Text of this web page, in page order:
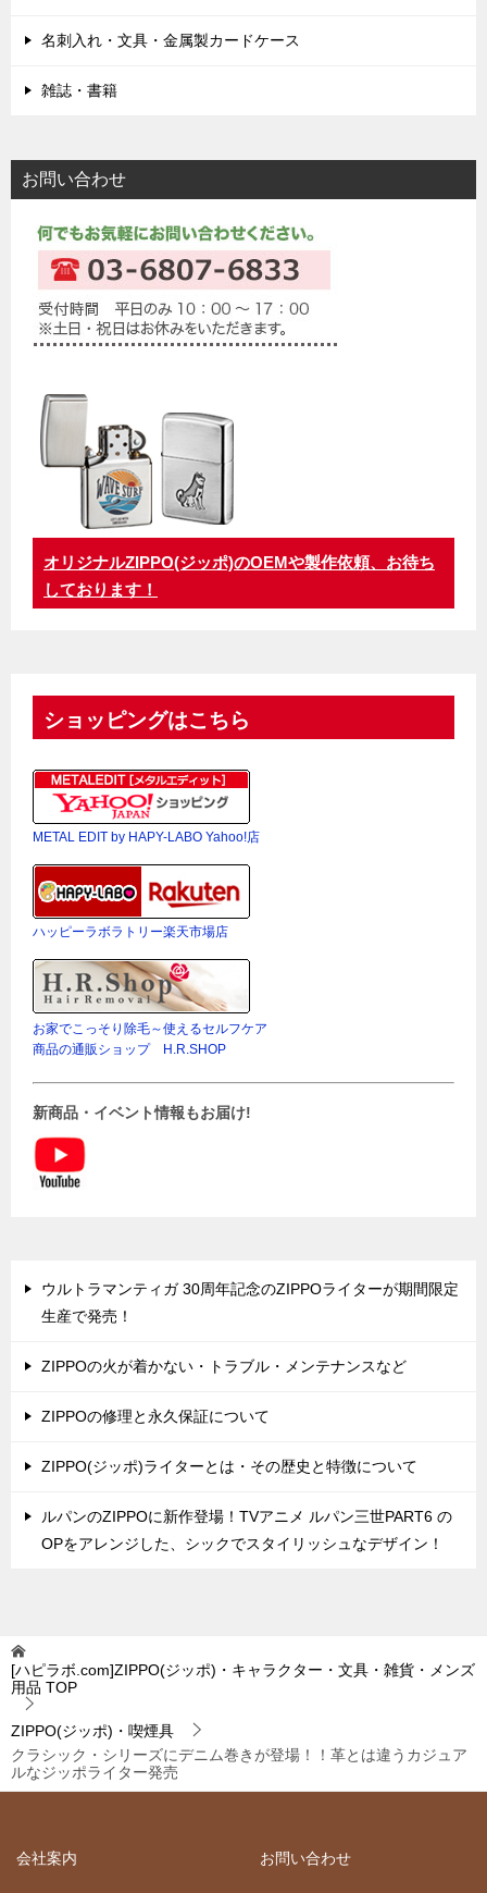
名刺入れ・文具・金属製カードケース
雑誌・書籍
お問い合わせ
オリジナルZIPPO(ジッポ)のOEMや製作依頼、お待ち
しております！
ショッピングはこちら
METAL EDIT by HAPY-LABO Yahoo!店
ハッピーラボラトリー楽天市場店
お家でこっそり除毛～使えるセルフケア
商品の通販ショップ H.R.SHOP
新商品・イベント情報もお届け!
ウルトラマンティガ 30周年記念のZIPPOライターが期間限定
生産で発売！
ZIPPOの火が着かない・トラブル・メンテナンスなど
ZIPPOの修理と永久保証について
ZIPPO(ジッポ)ライターとは・その歴史と特徴について
ルパンのZIPPOに新作登場！TVアニメ ルパン三世PART6 の
OPをアレンジした、シックでスタイリッシュなデザイン！
[ハピラボ.com]ZIPPO(ジッポ)・キャラクター・文具・雑貨・メンズ
用品 TOP
ZIPPO(ジッポ)・喫煙具
クラシック・シリーズにデニム巻きが登場！！革とは違うカジュア
ルなジッポライター発売
会社案内 お問い合わせ